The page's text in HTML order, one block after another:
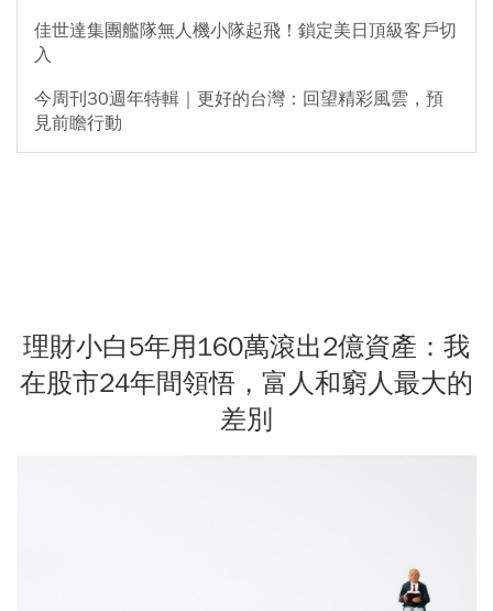
佳世達集團艦隊無人機小隊起飛！鎖定美日頂級客戶切
入
今周刊30週年特輯｜更好的台灣：回望精彩風雲，預
見前瞻行動
理財小白5年用160萬滾出2億資產：我
在股市24年間領悟，富人和窮人最大的
差別